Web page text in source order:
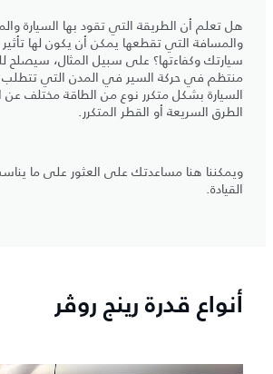
هل تعلم أن الطريقة التي تقود بها السيارة
والمسافة التي تقطعها يمكن أن يكون لها
سيارتك وكفاءتها؟ على سبيل المثال، سيصلح
منتظم في حركة السير في المدن التي
السيارة بشكل متكرر نوع من الطاقة مختلف عن
الطرق السريعة أو القطر المتكرر.
ويمكننا هنا مساعدتك على العثور على ما
القيادة.
أنواع قدرة رينج روڤر